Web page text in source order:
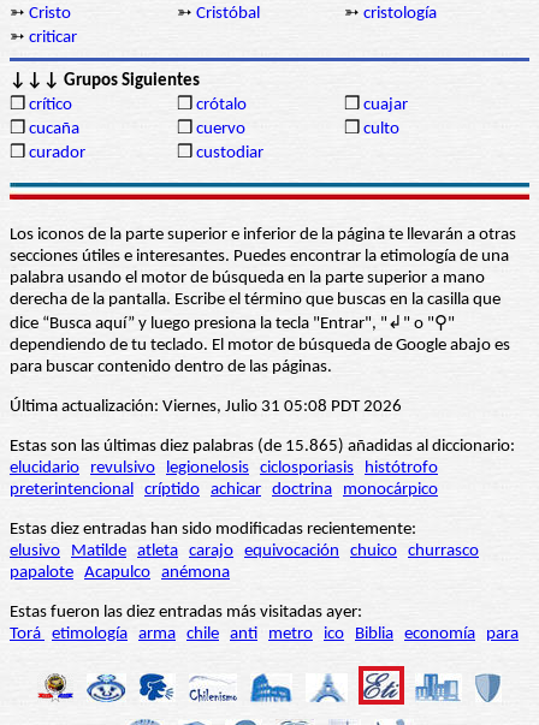
➳ Cristo ➳ Cristóbal ➳ cristología
➳ criticar
↓↓↓ Grupos Siguientes
❒ crítico ❒ crótalo ❒ cuajar
❒ cucaña ❒ cuervo ❒ culto
❒ curador ❒ custodiar
Los iconos de la parte superior e inferior de la página te llevarán a otras
secciones útiles e interesantes. Puedes encontrar la etimología de una
palabra usando el motor de búsqueda en la parte superior a mano
derecha de la pantalla. Escribe el término que buscas en la casilla que
dice “Busca aquí” y luego presiona la tecla "Entrar", "↲" o "⚲"
dependiendo de tu teclado. El motor de búsqueda de Google abajo es
para buscar contenido dentro de las páginas.
Última actualización: Viernes, Julio 31 05:08 PDT 2026
Estas son las últimas diez palabras (de 15.865) añadidas al diccionario:
elucidario
revulsivo legionelosis ciclosporiasis
histótrofo
preterintencional
críptido achicar doctrina monocárpico
Estas diez entradas han sido modificadas recientemente:
elusivo
Matilde atleta carajo equivocación chuico churrasco
papalote Acapulco anémona
Estas fueron las diez entradas más visitadas ayer:
Torá etimología arma chile anti metro ico Biblia economía para